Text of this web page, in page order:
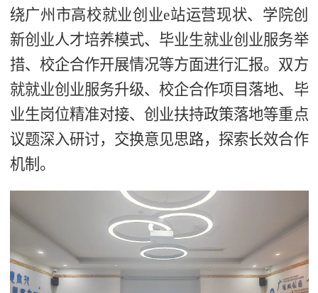
绕广州市高校就业创业e站运营现状、学院创
新创业人才培养模式、毕业生就业创业服务举
措、校企合作开展情况等方面进行汇报。双方
就就业创业服务升级、校企合作项目落地、毕
业生岗位精准对接、创业扶持政策落地等重点
议题深入研讨，交换意见思路，探索长效合作
机制。